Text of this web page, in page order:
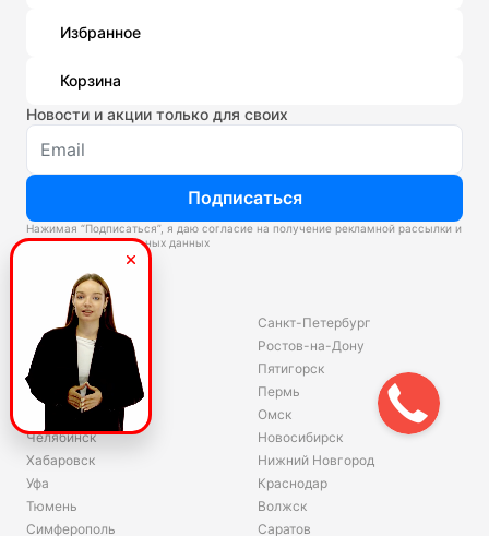
Избранное
Корзина
Новости и акции только для своих
Подписаться
Нажимая “Подписаться”, я даю согласие на получение рекламной рассылки и
обработку персональных данных
Склады
Владивосток
Екатеринбург
Красноярск
Волгоград
Ярославль
Челябинск
Хабаровск
Уфа
Тюмень
Симферополь
Санкт-Петербург
Ростов-на-Дону
Пятигорск
Пермь
Омск
Новосибирск
Нижний Новгород
Краснодар
Волжск
Саратов